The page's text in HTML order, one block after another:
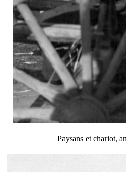
Paysans et chariot,